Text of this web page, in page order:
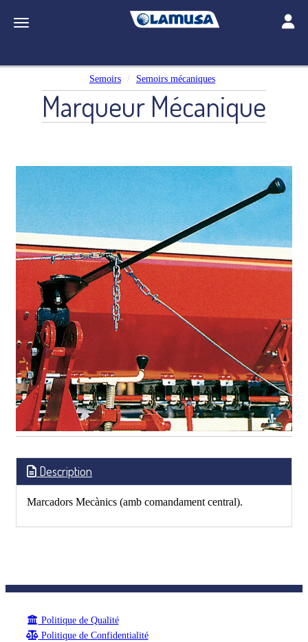
Toggle navigation
Semoirs Semoirs mécaniques
Marqueur Mécanique
Description
Marcadors Mecànics (amb comandament central).
Politique de Qualité
Politique de Confidentialité